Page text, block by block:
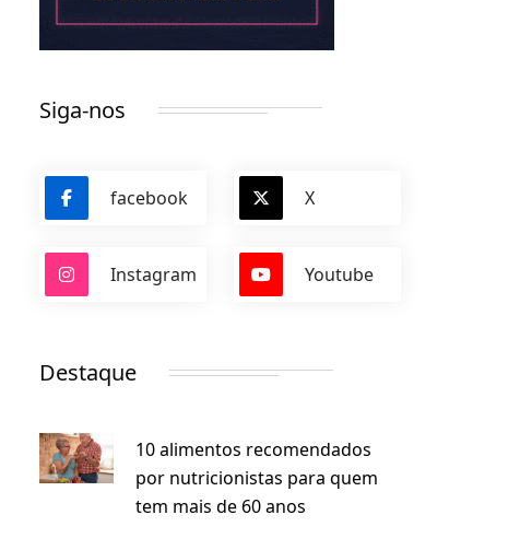
Siga-nos
facebook X
Instagram Youtube
Destaque
10 alimentos recomendados
por nutricionistas para quem
tem mais de 60 anos